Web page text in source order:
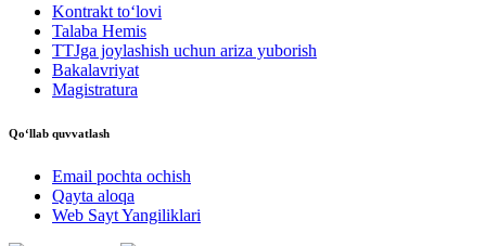
Kontrakt to‘lovі
Talaba Hemis
TTJga joylashish uchun ariza yuborish
Bakalavriyat
Magistratura
Qo‘llab quvvatlash
Email pochta ochish
Qayta aloqa
Web Sayt Yangiliklari